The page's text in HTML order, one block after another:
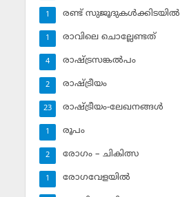
രണ്ട് സുജൂദുകള്‍ക്കിടയില്‍
1
രാവിലെ ചൊല്ലേണ്ടത്
1
രാഷ്ട്രസങ്കല്‍പം
4
രാഷ്ട്രീയം
2
രാഷ്ട്രീയം-ലേഖനങ്ങള്‍
23
രൂപം
1
രോഗം – ചികിത്സ
2
രോഗവേളയില്‍
1